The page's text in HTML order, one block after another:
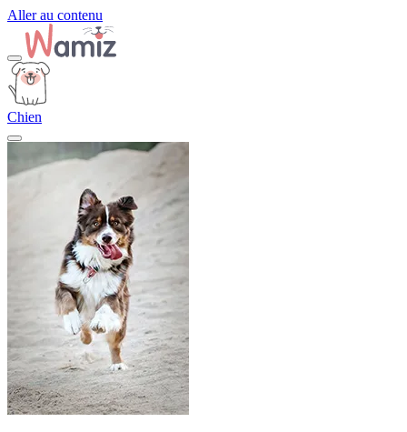
Aller au contenu
Chien